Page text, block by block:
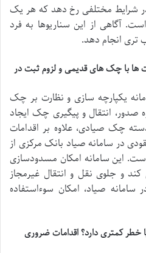
شرایط مختلفی رخ دهد که هر یک
آگاهی از این سناریوها به فرد
تری انجام دهد.
با چک های قدیمی و لزوم ثبت در
یکپارچه سازی و نظارت بر چک
صدور، انتقال و پیگیری چک ایجاد
چک صیادی، علاوه بر اقدامات
در سامانه صیاد بانک مرکزی از
این سامانه امکان مسدودسازی
و جلوی نقل و انتقال غیرمجاز
صیاد، امکان سوءاستفاده
کمتری دارد؟ اقدامات ضروری